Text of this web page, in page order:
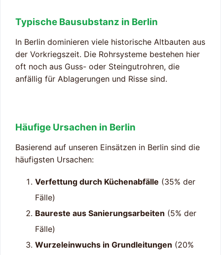
Typische Bausubstanz in Berlin
In Berlin dominieren viele historische Altbauten aus
der Vorkriegszeit. Die Rohrsysteme bestehen hier
oft noch aus Guss- oder Steingutrohren, die
anfällig für Ablagerungen und Risse sind.
Häufige Ursachen in Berlin
Basierend auf unseren Einsätzen in Berlin sind die
häufigsten Ursachen:
Verfettung durch Küchenabfälle (35% der
Fälle)
Baureste aus Sanierungsarbeiten (5% der
Fälle)
Wurzeleinwuchs in Grundleitungen (20%